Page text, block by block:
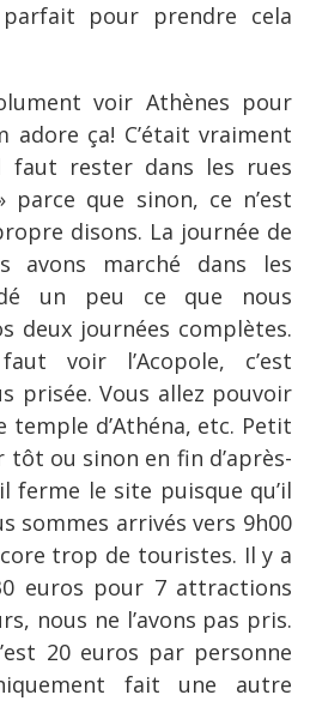
pour prendre cela
voir Athènes pour
adore ça! C’était vraiment
rester dans les rues
parce que sinon, ce n’est
disons. La journée de
avons marché dans les
un peu ce que nous
deux journées complètes.
voir l’Acopole, c’est
prisée. Vous allez pouvoir
temple d’Athéna, etc. Petit
ou sinon en fin d’après-
ferme le site puisque qu’il
sommes arrivés vers 9h00
trop de touristes. Il y a
euros pour 7 attractions
nous ne l’avons pas pris.
20 euros par personne
fait une autre